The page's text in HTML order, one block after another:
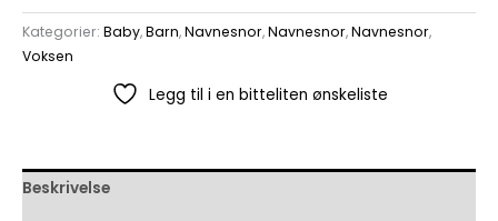
Kategorier: Baby,Barn,Navnesnor,Navnesnor,Navnesnor,
Voksen
Legg til i en bitteliten ønskeliste
Beskrivelse